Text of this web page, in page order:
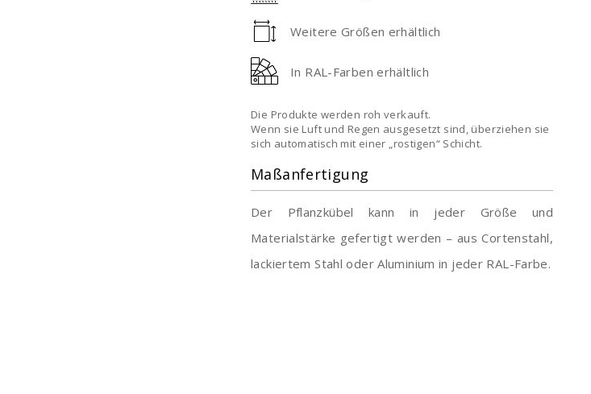
Weitere Größen erhältlich
In RAL-Farben erhältlich
Die Produkte werden roh verkauft.
Wenn sie Luft und Regen ausgesetzt sind, überziehen sie
sich automatisch mit einer „rostigen“ Schicht.
Maßanfertigung
Der Pflanzkübel kann in jeder Größe und
Materialstärke gefertigt werden – aus Cortenstahl,
lackiertem Stahl oder Aluminium in jeder RAL-Farbe.